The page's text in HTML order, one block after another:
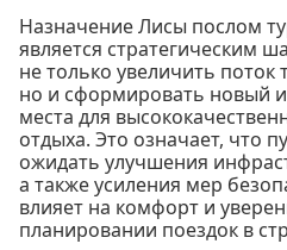
Назначение Лисы послом
является стратегическим
не только увеличить поток
но и сформировать новый
места для
отдыха. Это означает, что
ожидать улучшения
а также усиления мер
влияет на комфорт и
планировании поездок в